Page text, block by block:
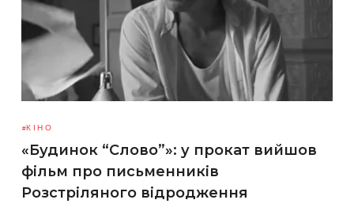
КІНО
«Будинок “Слово”»: у прокат вийшов
фільм про письменників
Розстріляного відродження